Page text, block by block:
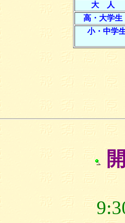
大 人
高・大学
小・中学